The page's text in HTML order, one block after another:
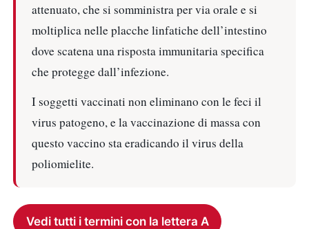
attenuato, che si somministra per via orale e si
moltiplica nelle placche linfatiche dell’intestino
dove scatena una risposta immunitaria specifica
che protegge dall’infezione.
I soggetti vaccinati non eliminano con le feci il
virus patogeno, e la vaccinazione di massa con
questo vaccino sta eradicando il virus della
poliomielite.
Vedi tutti i termini con la lettera A